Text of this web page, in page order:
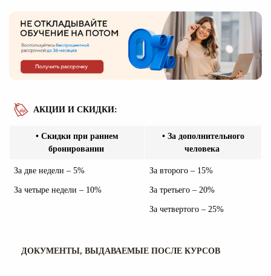
АКЦИИ И СКИДКИ:
• Скидки при раннем
бронировании
• За дополнительного
человека
За две недели – 5%
За четыре недели – 10%
За второго – 15%
За третьего – 20%
За четвертого – 25%
ДОКУМЕНТЫ, ВЫДАВАЕМЫЕ ПОСЛЕ КУРСОВ